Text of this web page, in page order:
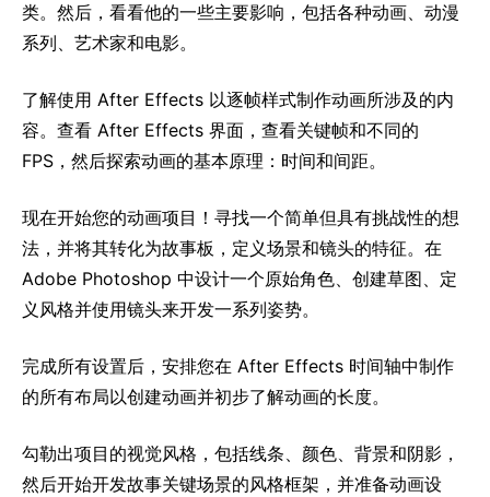
类。然后，看看他的一些主要影响，包括各种动画、动漫
系列、艺术家和电影。
了解使用 After Effects 以逐帧样式制作动画所涉及的内
容。查看 After Effects 界面，查看关键帧和不同的
FPS，然后探索动画的基本原理：时间和间距。
现在开始您的动画项目！寻找一个简单但具有挑战性的想
法，并将其转化为故事板，定义场景和镜头的特征。在
Adob​​e Photoshop 中设计一个原始角色、创建草图、定
义风格并使用镜头来开发一系列姿势。
完成所有设置后，安排您在 After Effects 时间轴中制作
的所有布局以创建动画并初步了解动画的长度。
勾勒出项目的视觉风格，包括线条、颜色、背景和阴影，
然后开始开发故事关键场景的风格框架，并准备动画设